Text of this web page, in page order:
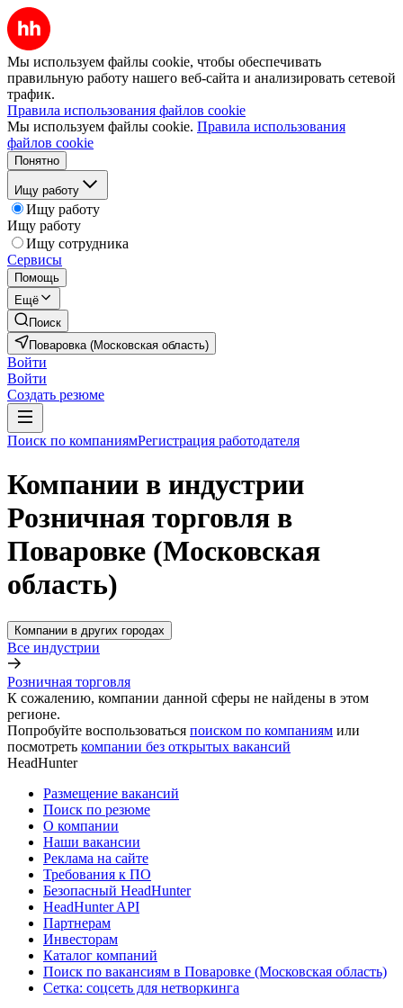
Мы используем файлы cookie, чтобы обеспечивать
правильную работу нашего веб-сайта и анализировать сетевой
трафик.
Правила использования файлов cookie
Мы используем файлы cookie. Правила использования
файлов cookie
Понятно
Ищу работу
Ищу работу
Ищу работу
Ищу сотрудника
Сервисы
Помощь
Ещё
Поиск
Поваровка (Московская область)
Войти
Войти
Создать резюме
Поиск по компаниямРегистрация работодателя
Компании в индустрии
Розничная торговля в
Поваровке (Московская
область)
Компании в других городах
Все индустрии
Розничная торговля
К сожалению, компании данной сферы не найдены в этом
регионе.
Попробуйте воспользоваться поиском по компаниям или
посмотреть компании без открытых вакансий
HeadHunter
Размещение вакансий
Поиск по резюме
О компании
Наши вакансии
Реклама на сайте
Требования к ПО
Безопасный HeadHunter
HeadHunter API
Партнерам
Инвесторам
Каталог компаний
Поиск по вакансиям в Поваровке (Московская область)
Сетка: соцсеть для нетворкинга